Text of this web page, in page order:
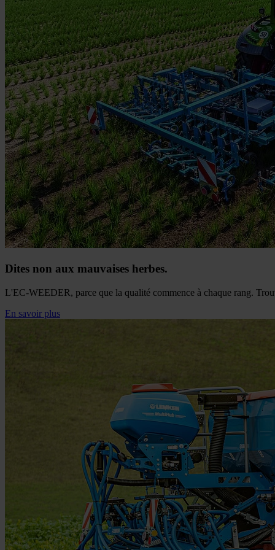
Dites non aux mauvaises herbes.
L'EC-WEEDER, parce que la qualité commence à chaque rang.
En savoir plus